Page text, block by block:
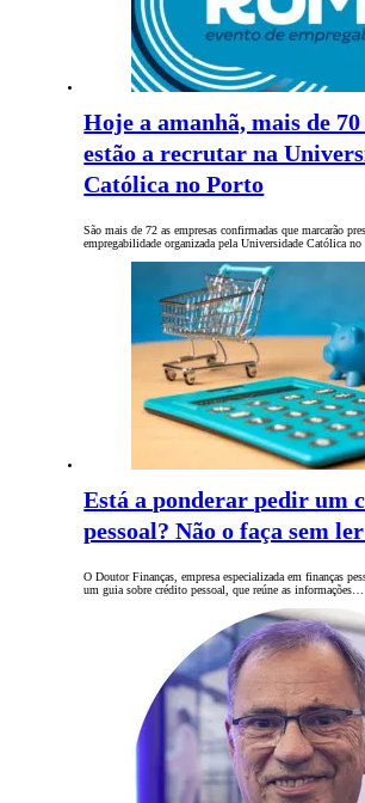
Hoje a amanhã, mais de 70
estão a recrutar na
Católica no Porto
São mais de 72 as empresas confirmadas que marcarão
empregabilidade organizada pela Universidade Católica
Está a ponderar pedir um
pessoal? Não o faça sem
O Doutor Finanças, empresa especializada em finanças
um guia sobre crédito pessoal, que reúne as informações…